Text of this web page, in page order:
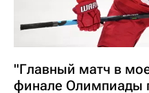
"Главный матч в
финале Олимпиады